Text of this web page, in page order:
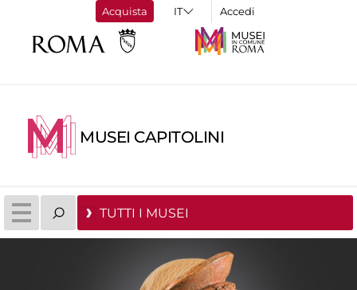
Acquista Accedi
MUSEI CAPITOLINI
TUTTI I MUSEI